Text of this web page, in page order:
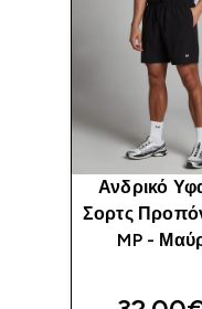
Ανδρικό
Σορτς
MP -